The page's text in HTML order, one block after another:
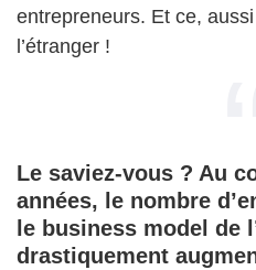
entrepreneurs. Et ce,
l’étranger !
Le saviez-vous ? Au
années, le nombre
le business model de
drastiquement